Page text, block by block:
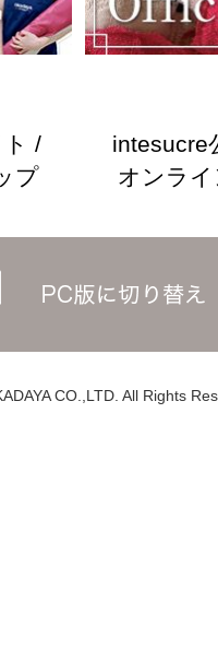
/
プ
intesucre
オンラ
CO.,LTD. All Rights